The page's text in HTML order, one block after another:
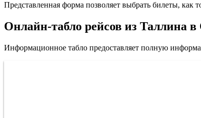
Представленная форма позволяет выбрать билеты, как
Онлайн-табло рейсов из Таллина
Информационное табло предоставляет полную